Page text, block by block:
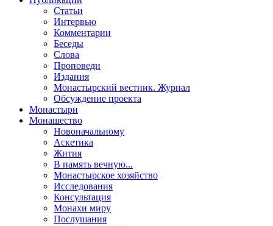
Статьи
Интервью
Комментарии
Беседы
Слова
Проповеди
Издания
Монастырский вестник. Журнал
Обсуждение проекта
Монастыри
Монашество
Новоначальному
Аскетика
Жития
В память вечную...
Монастырское хозяйство
Исследования
Консультация
Монахи миру
Послушания